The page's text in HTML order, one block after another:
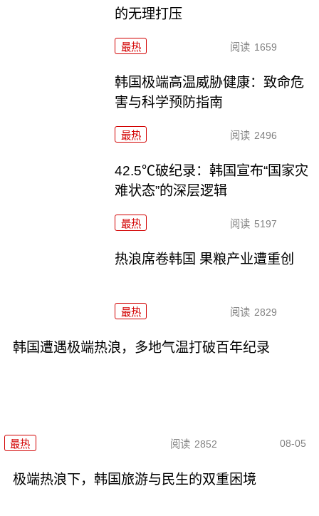
的无理打压
最热 阅读 1659
韩国极端高温威胁健康：致命危
害与科学预防指南
最热 阅读 2496
42.5℃破纪录：韩国宣布“国家灾
难状态”的深层逻辑
最热 阅读 5197
热浪席卷韩国 果粮产业遭重创
最热 阅读 2829
韩国遭遇极端热浪，多地气温打破百年纪录
最热 阅读 2852 08-05
极端热浪下，韩国旅游与民生的双重困境